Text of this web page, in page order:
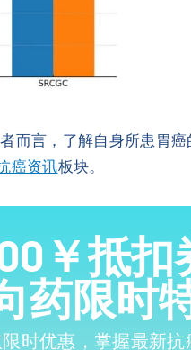
而言，了解自身所患胃
癌资讯板块。
￥抵扣
药限时
时优惠，掌握最新抗